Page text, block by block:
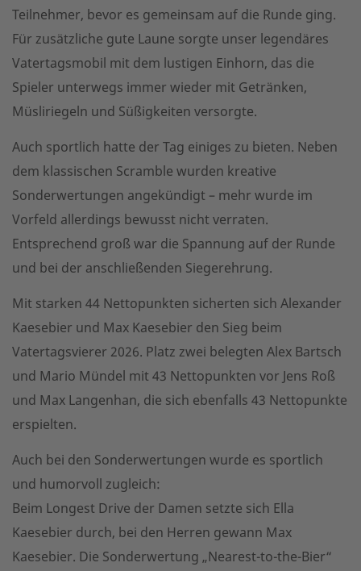
Teilnehmer, bevor es gemeinsam auf die Runde ging.
Für zusätzliche gute Laune sorgte unser legendäres
Vatertagsmobil mit dem lustigen Einhorn, das die
Spieler unterwegs immer wieder mit Getränken,
Müsliriegeln und Süßigkeiten versorgte.
Auch sportlich hatte der Tag einiges zu bieten. Neben
dem klassischen Scramble wurden kreative
Sonderwertungen angekündigt – mehr wurde im
Vorfeld allerdings bewusst nicht verraten.
Entsprechend groß war die Spannung auf der Runde
und bei der anschließenden Siegerehrung.
Mit starken 44 Nettopunkten sicherten sich Alexander
Kaesebier und Max Kaesebier den Sieg beim
Vatertagsvierer 2026. Platz zwei belegten Alex Bartsch
und Mario Mündel mit 43 Nettopunkten vor Jens Roß
und Max Langenhan, die sich ebenfalls 43 Nettopunkte
erspielten.
Auch bei den Sonderwertungen wurde es sportlich
und humorvoll zugleich:
Beim Longest Drive der Damen setzte sich Ella
Kaesebier durch, bei den Herren gewann Max
Kaesebier. Die Sonderwertung „Nearest-to-the-Bier“